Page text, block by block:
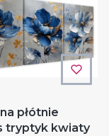
płótnie
tryptyk kwiaty